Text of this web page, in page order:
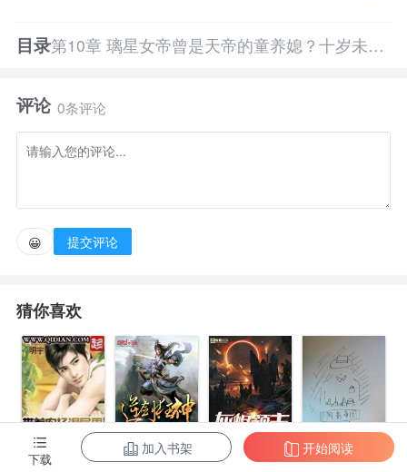
版！ 洛玄穿越玄幻世界，成为被正道联盟联合抵制的
危。
关键时刻，反利用轮回镜之能，将过往呈现借助过往
孩童时期，天生重瞳，面对常人为之疯狂的至尊骨，
为救妹妹，毅然决然将自己的重瞳渡给了她，不为其
他，只因她是自己的妹妹！
面对所爱误解，再空无一人的大殿，洛玄终是发出一
声孤寂叹息：哪有什么帝主，我一直都是你的洛玄。
目录 第10章 璃星女帝曾是天帝的童养媳？十岁未曾修炼，天帝是如何成天帝的？
评论 0条评论
😀 提交评论
猜你喜欢
带着农场混异
逆剑狂神
灰烬领主
阴影帝国
下载
加入书架 开始阅读